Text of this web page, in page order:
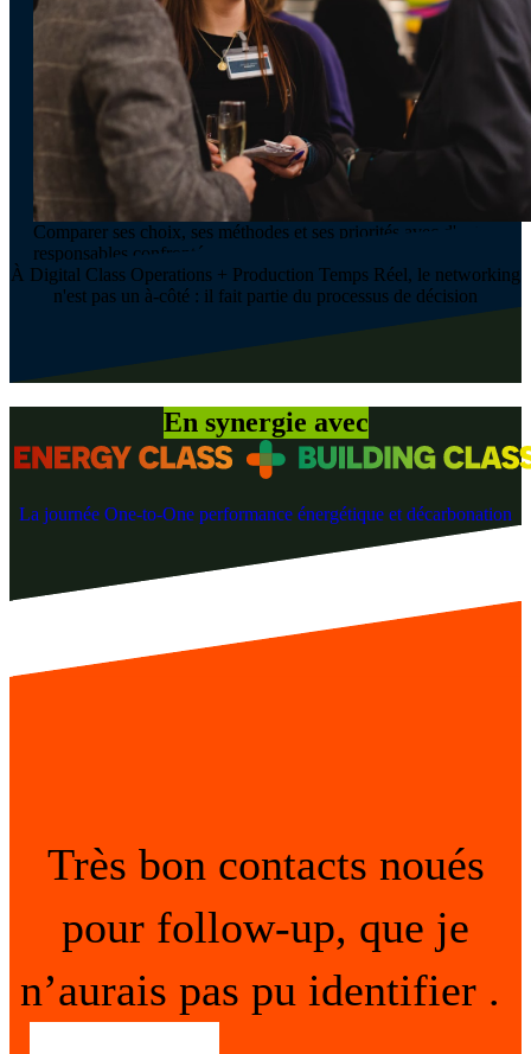
Comparer ses choix, ses méthodes et ses priorités avec d'autres
responsables confrontés aux mêmes réalités.
À Digital Class Operations + Production Temps Réel, le networking
n'est pas un à-côté : il fait partie du processus de décision
En synergie avec
La journée One-to-One performance énergétique et décarbonation
Très bon contacts noués
pour follow-up, que je
n’aurais pas pu identifier .